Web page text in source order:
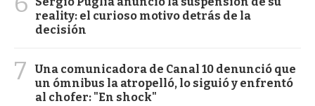
reality: el curioso motivo detrás de la
decisión
7
Una comunicadora de Canal 10 denunció que
un ómnibus la atropelló, lo siguió y enfrentó
al chofer: "En shock"